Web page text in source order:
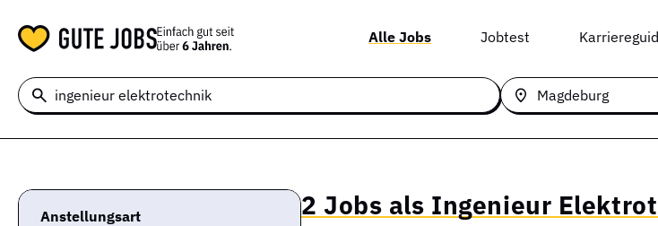
Alle Jobs Jobtest
Anstellungsart 2 Jobs als Ingenieur